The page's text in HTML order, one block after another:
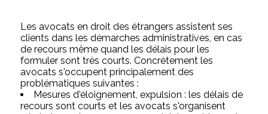
Les avocats en droit des étrangers assistent ses
clients dans les démarches administratives, en cas
de recours même quand les délais pour les
formuler sont très courts. Concrètement les
avocats s'occupent principalement des
problématiques suivantes :
Mesures d'éloignement, expulsion : les délais de
recours sont courts et les avocats s'organisent